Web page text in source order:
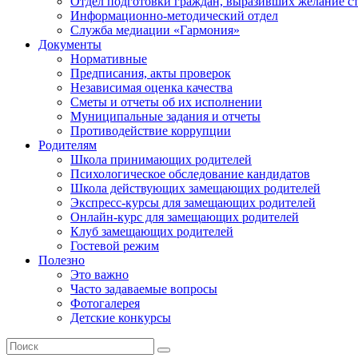
Информационно-методический отдел
Служба медиации «Гармония»
Документы
Нормативные
Предписания, акты проверок
Независимая оценка качества
Сметы и отчеты об их исполнении
Муниципальные задания и отчеты
Противодействие коррупции
Родителям
Школа принимающих родителей
Психологическое обследование кандидатов
Школа действующих замещающих родителей
Экспресс-курсы для замещающих родителей
Онлайн-курс для замещающих родителей
Клуб замещающих родителей
Гостевой режим
Полезно
Это важно
Часто задаваемые вопросы
Фотогалерея
Детские конкурсы